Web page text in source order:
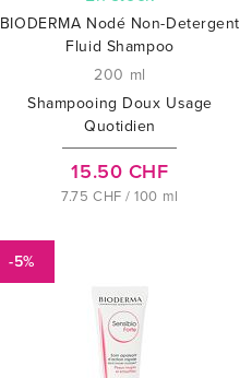
BIODERMA Nodé Non-Detergent
Fluid Shampoo
200 ml
Shampooing Doux Usage
Quotidien
15.50 CHF
7.75 CHF / 100 ml
-5%